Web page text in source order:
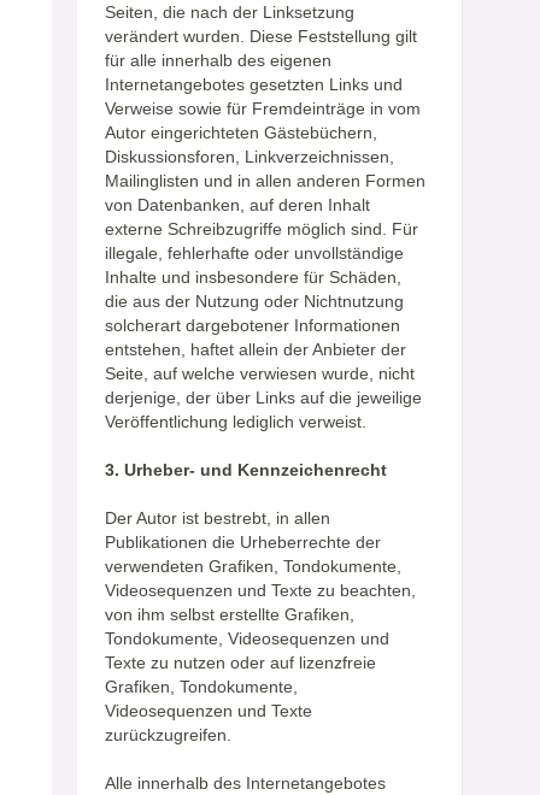
Seiten, die nach der Linksetzung
verändert wurden. Diese Feststellung gilt
für alle innerhalb des eigenen
Internetangebotes gesetzten Links und
Verweise sowie für Fremdeinträge in vom
Autor eingerichteten Gästebüchern,
Diskussionsforen, Linkverzeichnissen,
Mailinglisten und in allen anderen Formen
von Datenbanken, auf deren Inhalt
externe Schreibzugriffe möglich sind. Für
illegale, fehlerhafte oder unvollständige
Inhalte und insbesondere für Schäden,
die aus der Nutzung oder Nichtnutzung
solcherart dargebotener Informationen
entstehen, haftet allein der Anbieter der
Seite, auf welche verwiesen wurde, nicht
derjenige, der über Links auf die jeweilige
Veröffentlichung lediglich verweist.
3. Urheber- und Kennzeichenrecht
Der Autor ist bestrebt, in allen
Publikationen die Urheberrechte der
verwendeten Grafiken, Tondokumente,
Videosequenzen und Texte zu beachten,
von ihm selbst erstellte Grafiken,
Tondokumente, Videosequenzen und
Texte zu nutzen oder auf lizenzfreie
Grafiken, Tondokumente,
Videosequenzen und Texte
zurückzugreifen.
Alle innerhalb des Internetangebotes